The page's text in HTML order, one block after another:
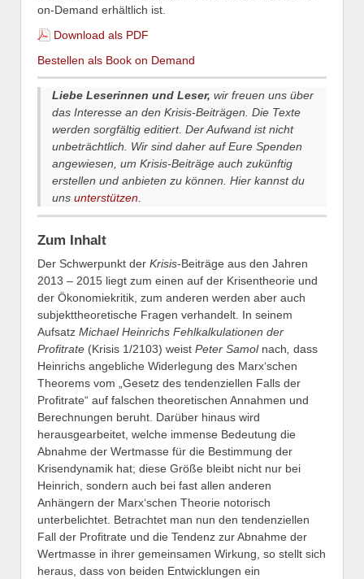
on-Demand erhältlich ist.
Download als PDF
Bestellen als Book on Demand
Liebe Leserinnen und Leser, wir freuen uns über
das Interesse an den Krisis-Beiträgen. Die Texte
werden sorgfältig editiert. Der Aufwand ist nicht
unbeträchtlich. Wir sind daher auf Eure Spenden
angewiesen, um Krisis-Beiträge auch zukünftig
erstellen und anbieten zu können. Hier kannst du
uns unterstützen
Zum Inhalt
Der Schwerpunkt der Krisis-Beiträge aus den Jahren
2013 – 2015 liegt zum einen auf der Krisentheorie und
der Ökonomiekritik, zum anderen werden aber auch
subjekttheoretische Fragen verhandelt. In seinem
Aufsatz Michael Heinrichs Fehlkalkulationen der
Profitrate (Krisis 1/2103) weist Peter Samol nach dass
Heinrichs angebliche Widerlegung des Marx‘schen
Theorems vom „Gesetz des tendenziellen Falls der
Profitrate“ auf falschen theoretischen Annahmen und
Berechnungen beruht. Darüber hinaus wird
herausgearbeitet, welche immense Bedeutung die
Abnahme der Wertmasse für die Bestimmung der
Krisendynamik hat; diese Größe bleibt nicht nur bei
Heinrich, sondern auch bei fast allen anderen
Anhängern der Marx‘schen Theorie notorisch
unterbelichtet. Betrachtet man nun den tendenziellen
Fall der Profitrate und die Tendenz zur Abnahme der
Wertmasse in ihrer gemeinsamen Wirkung, so stellt sich
heraus, dass von beiden Entwicklungen ein